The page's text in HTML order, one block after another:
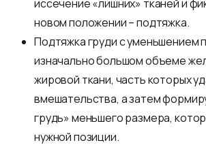
иссечение «лишних» тканей и
новом положении – подтяжка.
Подтяжка груди с уменьшением
изначально большом объеме
жировой ткани, часть которых
вмешательства, а затем
грудь» меньшего размера,
нужной позиции.